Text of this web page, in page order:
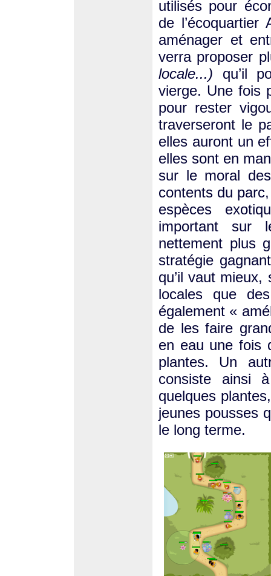
utilisés pour
de
aménager et
verra proposer
locale...) qu’il
vierge. Une fois
pour rester
traverseront le
elles auront un
elles sont en
sur le moral
contents du
espèces
important sur
nettement plus
stratégie
qu’il vaut
locales que
également «
de les faire
en eau une fois
plantes. Un
consiste ainsi
quelques
jeunes pousses
le long terme.